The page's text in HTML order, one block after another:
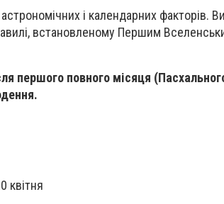
і календарних факторів.
встановленому Першим
першого повного місяця
квітня